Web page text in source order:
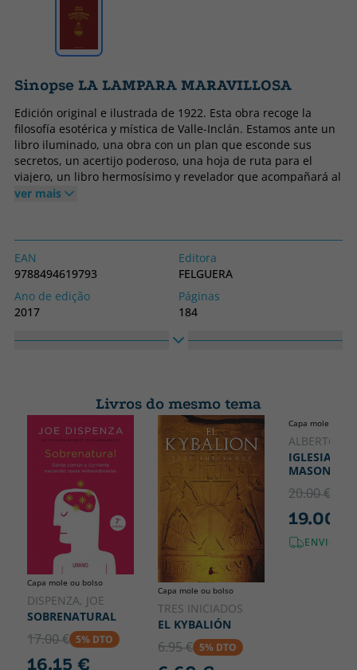
Sinopse LA LAMPARA MARAVILLOSA
Edición original e ilustrada de 1922. Esta obra recoge la
filosofía esotérica y mística de Valle-Inclán. Estamos ante un
libro iluminado, una obra con un plan que esconde sus
secretos, un acertijo poderoso, una hoja de ruta para el
viajero, un libro hermosísimo y revelador que acompañará al
lector toda la vida, pues lo que persigue no es otra cosa que
a un paseante curioso.Nuestra edición, que por vez primera
se ofrece al lector tras casi un siglo de su publicación, recoge
las brillantes ilustraciones de Moya del Pino, simbología,
puntuaciones y demás aspectos formales de la edición
original, que fue meticulosamente corregida, supervisada y
modificada por Valle-Inclán en vida
ver mais
EAN
9788494619793
Editora
FELGUERA
Ano de edição
2017
Páginas
184
Idioma
Livros do mesmo tema
Capa mole ou bolso
DISPENZA, JOE
SOBRENATURAL
17.00 € 5% DTO
16.15 €
Capa mole ou bolso
TRES INICIADOS
EL KYBALIÓN
6.95 € 5% DTO
Capa mole ou
ALBERTO
IGLESIA Y
MASONERIA
20.00 €
19.00 €
ENVIO